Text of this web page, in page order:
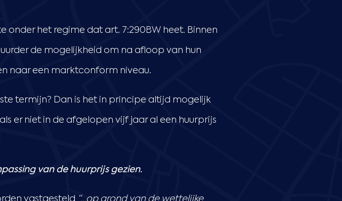
het regime dat art. 7:290BW heet. Binnen
de mogelijkheid om na afloop van hun
naar een marktconform niveau.
termijn? Dan is het in principe altijd mogelijk
er niet in de afgelopen vijf jaar al een huurprijs
van de huurprijs gezien.
vastgesteld “…op grond van de wettelijke